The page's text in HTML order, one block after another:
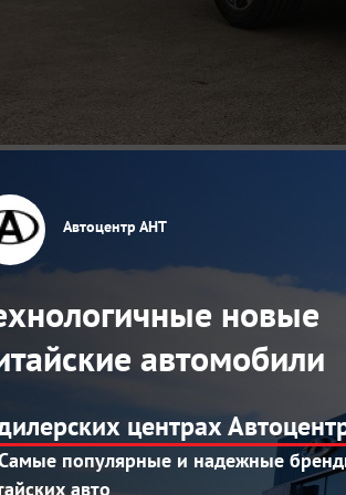
с
Этот красавец выделяется агрессивными
Внутри – настоящее пространство стиля:
Элементы управления интуитивно
Автоцентр АНТ
новые
автомобили
центрах
популярные и надежные
авто